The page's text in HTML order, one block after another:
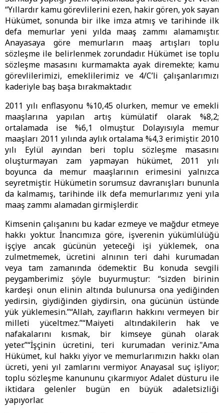
“Yıllardır kamu görevlilerini ezen, hakir gören, yok sayan
Hükümet, sonunda bir ilke imza atmış ve tarihinde ilk
defa memurlar yeni yılda maaş zammı alamamıştır.
Anayasaya göre memurların maaş artışları toplu
sözleşme ile belirlenmek zorundadır. Hükümet ise toplu
sözleşme masasını kurmamakta ayak diremekte; kamu
görevlilerimizi, emeklilerimiz ve 4/C’li çalışanlarımızı
kaderiyle baş başa bırakmaktadır.
2011 yılı enflasyonu %10,45 olurken, memur ve emekli
maaşlarına yapılan artış kümülatif olarak %8,2;
ortalamada ise %6,1 olmuştur. Dolayısıyla memur
maaşları 2011 yılında aylık ortalama %4,3 erimiştir. 2010
yılı Eylül ayından beri toplu sözleşme masasını
oluşturmayan zam yapmayan hükümet, 2011 yılı
boyunca da memur maaşlarının erimesini yalnızca
seyretmiştir. Hükümetin sorumsuz davranışları bununla
da kalmamış, tarihinde ilk defa memurlarımız yeni yıla
maaş zammı alamadan girmişlerdir.
Kimsenin çalışanını bu kadar ezmeye ve mağdur etmeye
hakkı yoktur. İnancımıza göre, işverenin yükümlülüğü
işçiye ancak gücünün yeteceği işi yüklemek, ona
zulmetmemek, ücretini alnının teri dahi kurumadan
veya tam zamanında ödemektir. Bu konuda sevgili
peygamberimiz şöyle buyurmuştur: “sizden birinin
kardeşi onun elinin altında bulunursa ona yediğinden
yedirsin, giydiğinden giydirsin, ona gücünün üstünde
yük yüklemesin.”“Allah, zayıfların hakkını vermeyen bir
milleti yüceltmez.”“Maiyeti altındakilerin hak ve
nafakalarını kısmak, bir kimseye günah olarak
yeter.”“İşçinin ücretini, teri kurumadan veriniz."Ama
Hükümet, kul hakkı yiyor ve memurlarımızın hakkı olan
ücreti, yeni yıl zamlarını vermiyor. Anayasal suç işliyor;
toplu sözleşme kanununu çıkarmıyor. Adalet düsturu ile
iktidara gelenler bugün en büyük adaletsizliği
yapıyorlar.